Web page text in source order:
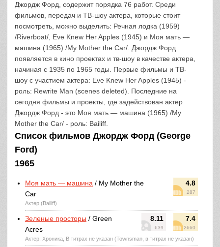
Джордж Форд, содержит порядка 76 работ. Среди
фильмов, передач и ТВ-шоу актера, которые стоит
посмотреть, можно выделить: Речная лодка (1959)
/Riverboat/, Eve Knew Her Apples (1945) и Моя мать —
машина (1965) /My Mother the Car/. Джордж Форд
появляется в кино проектах и тв-шоу в качестве актера,
начиная с 1935 по 1965 годы. Первые фильмы и ТВ-
шоу с участием актера: Eve Knew Her Apples (1945) -
роль: Rewrite Man (scenes deleted). Последние на
сегодня фильмы и проекты, где задействован актер
Джордж Форд - это Моя мать — машина (1965) /My
Mother the Car/ - роль: Bailiff.
Список фильмов Джордж Форд (George
Ford)
1965
4.8
287
Моя мать — машина / My Mother the
Car
Актер (Bailiff)
8.11
639
7.4
2660
Зеленые просторы / Green
Acres
Актер: Хроника, В титрах не указан (Townsman, в титрах не указан)